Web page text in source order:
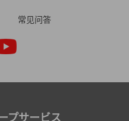
常见问答
プサービス